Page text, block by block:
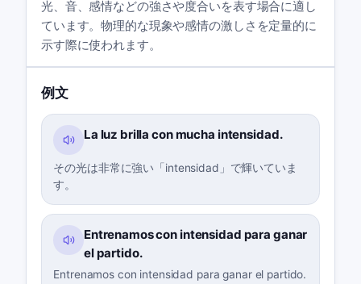
光、音、感情などの強さや度合いを表す場合に適し
ています。物理的な現象や感情の激しさを定量的に
示す際に使われます。
例文
La luz brilla con mucha intensidad.
その光は非常に強い「intensidad」で輝いていま
す。
Entrenamos con intensidad para ganar
el partido.
Entrenamos con intensidad para ganar el partido.